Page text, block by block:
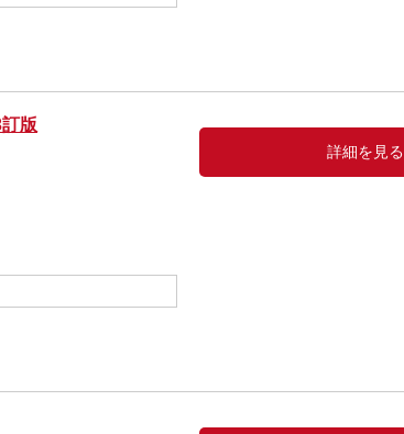
版
詳細を見る